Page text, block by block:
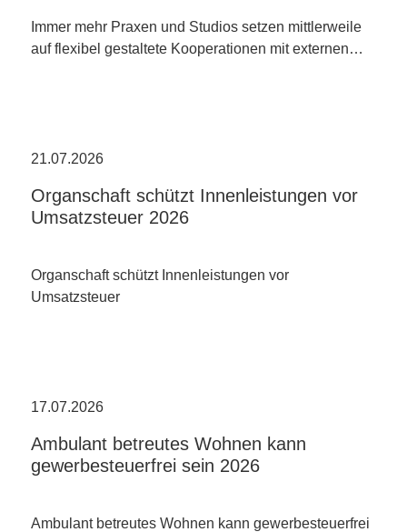
Immer mehr Praxen und Studios setzen mittlerweile
auf flexibel gestaltete Kooperationen mit externen…
21.07.2026
Organschaft schützt Innenleistungen vor
Umsatzsteuer 2026
Organschaft schützt Innenleistungen vor
Umsatzsteuer
17.07.2026
Ambulant betreutes Wohnen kann
gewerbesteuerfrei sein 2026
Ambulant betreutes Wohnen kann gewerbesteuerfrei